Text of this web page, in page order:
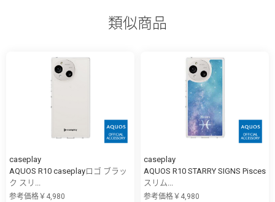
類似商品
caseplay
AQUOS R10 caseplayロゴ ブラッ
ク スリ...
参考価格￥4,980
caseplay
AQUOS R10 STARRY SIGNS Pisces
スリム...
参考価格￥4,980